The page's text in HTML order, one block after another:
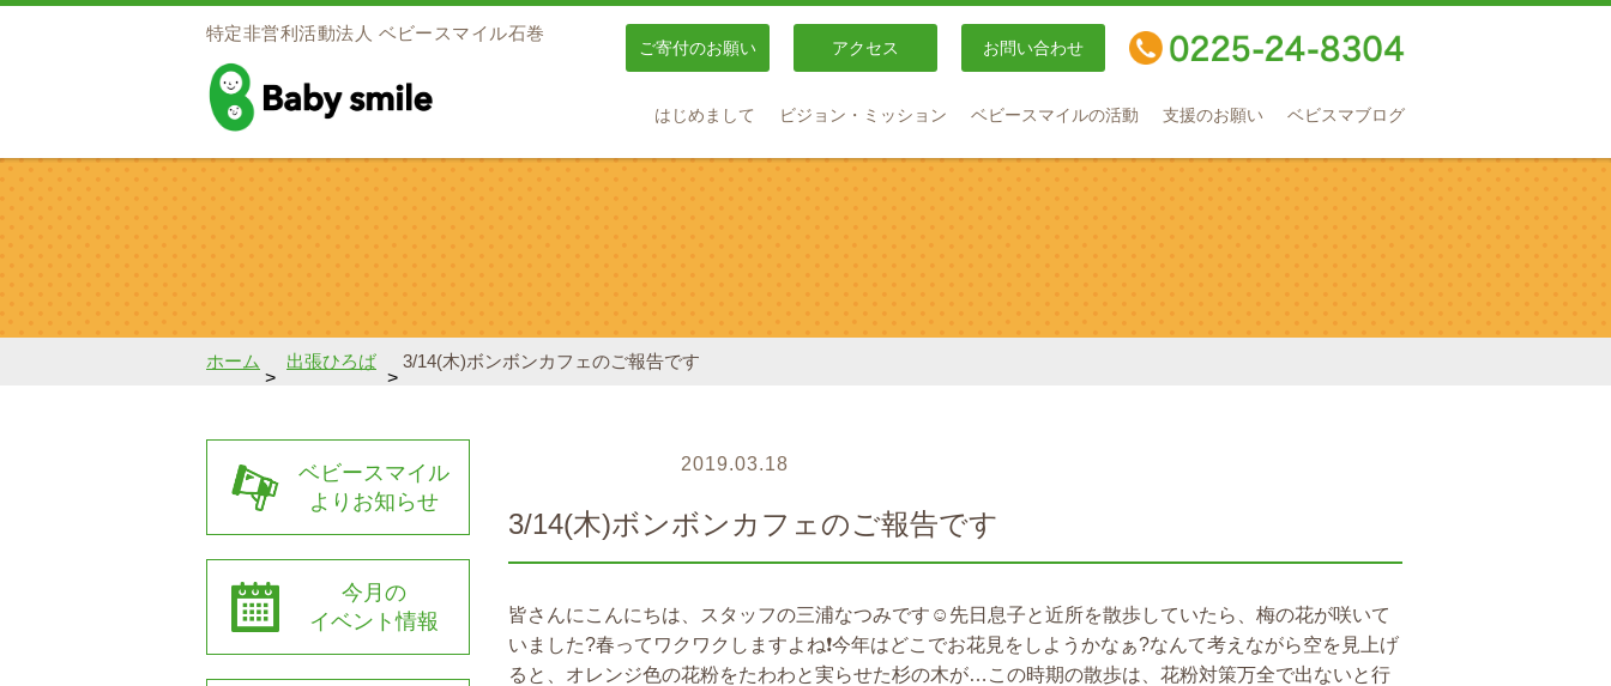
特定非営利活動法人 ベビースマイル石巻
ご寄付のお願い アクセス お問い合わせ
はじめまして ビジョン・ミッション ベビースマイルの活動 支援のお願い ベビスマブログ
ホーム
>
出張ひろば
>
3/14(木)ボンボンカフェのご報告です
2019.03.18
3/14(木)ボンボンカフェのご報告です
皆さんにこんにちは、スタッフの三浦なつみです☺先日息子と近所を散歩していたら、梅の花が咲いて
いました?春ってワクワクしますよね❗今年はどこでお花見をしようかなぁ?なんて考えながら空を見上げ
ると、オレンジ色の花粉をたわわと実らせた杉の木が…この時期の散歩は、花粉対策万全で出ないと行
ベビースマイル
よりお知らせ
今月の
イベント情報